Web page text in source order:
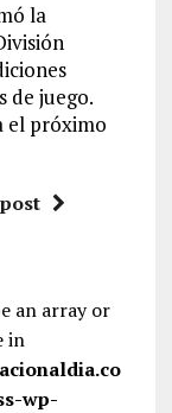
la
de juego.
el próximo
an array or
in
wp-